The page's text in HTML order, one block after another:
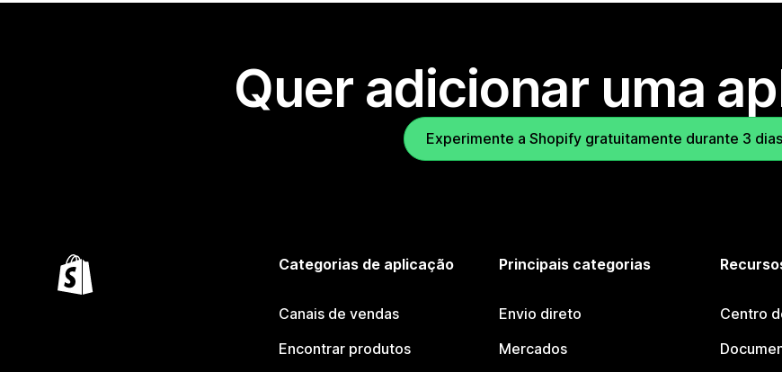
Quer adicionar uma
Experimente a Shopify gratuitamente durante 3 dias
Categorias de aplicação
Canais de vendas
Encontrar produtos
Principais categorias
Envio direto
Mercados
Centro